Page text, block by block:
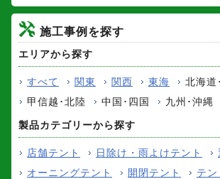
施工事例を探す
エリアから探す
すべて 関東 関西 東海
北海道
甲信越･北陸
中国･四国 九州･沖縄
製品カテゴリーから探す
店舗テント 日除け・雨よけテント
オーニングテント
開閉テント テン